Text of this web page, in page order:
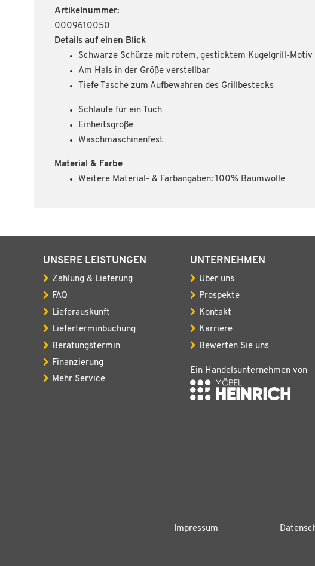
Artikelnummer:
0009610050
Details auf einen Blick
Schwarze Schürze mit rotem, gesticktem Kugelgrill-Motiv
Am Hals in der Größe verstellbar
Tiefe Tasche zum Aufbewahren des Grillbestecks
Schlaufe für ein Tuch
Einheitsgröße
Waschmaschinenfest
Material & Farbe
Weitere Material- & Farbangaben: 100% Baumwolle
UNSERE LEISTUNGEN
Zahlung & Lieferung
FAQ
Lieferauskunft
Lieferterminbuchung
Beratungstermin
Finanzierung
Mehr Service
UNTERNEHMEN
Über uns
Prospekte
Kontakt
Karriere
Bewerten Sie uns
Ein Handelsunternehmen von
Impressum